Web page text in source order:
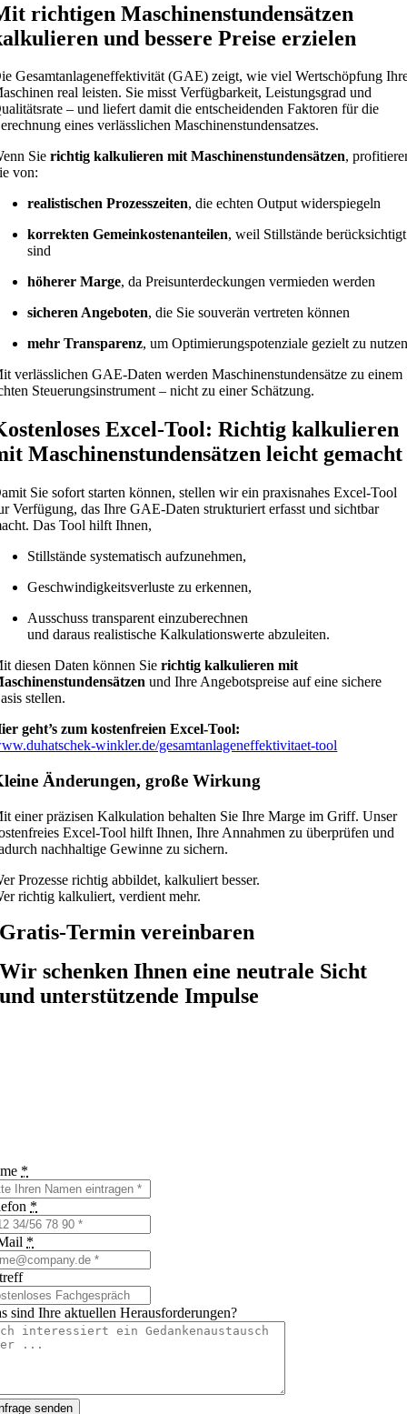
richtigenMaschinenstundensätzen
und bessere Preise erzielen
Gesamtanlageneffektivität (GAE) zeigt, wie viel Wertschöpfung
real leisten. Sie misst Verfügbarkeit, Leistungsgrad und
– und liefert damit die entscheidenden Faktoren für die
eines verlässlichen Maschinenstundensatzes.
Sierichtig kalkulieren mit Maschinenstundensätzen,
von:
realistischen Prozesszeiten, die echten Output widerspiegeln
korrekten Gemeinkostenanteilen, weil Stillstände berücksichtigt
sind
höherer Marge, da Preisunterdeckungen vermieden werden
sicheren Angeboten, die Sie souverän vertreten können
mehr Transparenz, um Optimierungspotenziale gezielt zu
verlässlichen GAE-Daten werden Maschinenstundensätze zu einem
Steuerungsinstrument – nicht zu einer Schätzung.
Excel-Tool: Richtig kalkulieren
Maschinenstundensätzen leicht gemacht
Sie sofort starten können, stellen wir ein praxisnahes Excel-Tool
Verfügung, das Ihre GAE-Daten strukturiert erfasst und sichtbar
Das Tool hilft Ihnen,
Stillstände systematisch aufzunehmen,
Geschwindigkeitsverluste zu erkennen,
Ausschuss transparent einzuberechnen
und daraus realistische Kalkulationswerte abzuleiten.
diesen Daten können Sierichtig kalkulieren mit
und Ihre Angebotspreise auf eine sichere
stellen.
geht’s zum kostenfreien Excel-Tool:
winkler.de/gesamtanlageneffektivitaet-tool
Änderungen, große Wirkung
einer präzisen Kalkulation behalten Sie Ihre Marge im Griff. Unser
Excel-Tool hilft Ihnen, Ihre Annahmen zu überprüfen und
nachhaltige Gewinne zu sichern.
Prozesse richtig abbildet, kalkuliert besser.
richtig kalkuliert, verdient mehr.
Gratis-Termin vereinbaren
Wir schenken Ihnen eine neutrale Sicht
und unterstützende Impulse
*
*
*
sind Ihre aktuellen Herausforderungen?
senden